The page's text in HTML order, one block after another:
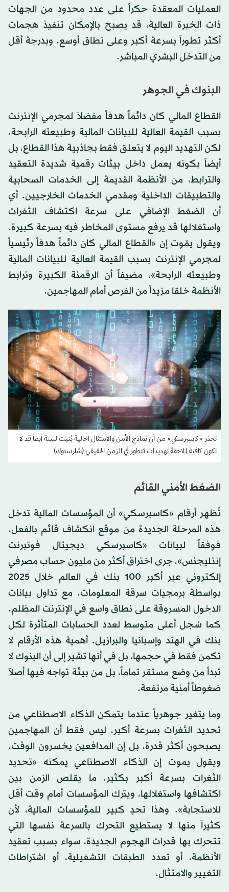
العمليات المعقدة حكراً على عدد محدود من الجهات
ذات الخبرة العالية، قد يصبح بالإمكان تنفيذ هجمات
أكثر تطوراً بسرعة أكبر وعلى نطاق أوسع، وبدرجة أقل
من التدخل البشري المباشر.
البنوك في الجوهر
القطاع المالي كان دائماً هدفاً مفضلاً لمجرمي الإنترنت
بسبب القيمة العالية للبيانات المالية وطبيعته الرابحة.
لكن التهديد اليوم لا يتعلق فقط بجاذبية هذا القطاع، بل
أيضاً بكونه يعمل داخل بيئات رقمية شديدة التعقيد
والترابط، من الأنظمة القديمة إلى الخدمات السحابية
والتطبيقات الداخلية ومقدمي الخدمات الخارجيين. أي
أن الضغط الإضافي على سرعة اكتشاف الثغرات
واستغلالها قد يرفع مستوى المخاطر فيه بسرعة كبيرة.
ويقول يمّوت إن «القطاع المالي كان دائماً هدفاً رئيسياً
لمجرمي الإنترنت بسبب القيمة العالية للبيانات المالية
وطبيعته الرابحة»، مضيفاً أن الرقمنة الكبيرة وترابط
الأنظمة خلقا مزيداً من الفرص أمام المهاجمين.
تحذر «كاسبرسكي» من أن نماذج الأمن والامتثال الحالية بُنيت لبيئة أبطأ قد لا
تكون كافية لملاحقة تهديدات تتطور في الزمن الحقيقي (شارستوك)
الضغط الأمني القائم
تُظهر أرقام «كاسبرسكي» أن المؤسسات المالية تدخل
هذه المرحلة الجديدة من موقع انكشاف قائم بالفعل.
فوفقاً لبيانات «كاسبرسكي ديجيتال فوتبرنت
إنتليجنس»، جرى اختراق أكثر من مليون حساب مصرفي
إلكتروني عبر أكبر 100 بنك في العالم خلال 2025
بواسطة برمجيات سرقة المعلومات، مع تداول بيانات
الدخول المسروقة على نطاق واسع في الإنترنت المظلم.
كما سُجل أعلى متوسط لعدد الحسابات المتأثرة لكل
بنك في الهند وإسبانيا والبرازيل. أهمية هذه الأرقام لا
تكمن فقط في حجمها، بل في أنها تشير إلى أن البنوك لا
تبدأ من وضع مستقر تماماً، بل من بيئة تواجه فيها أصلاً
ضغوطاً أمنية مرتفعة.
وما يتغير جوهرياً عندما يتمكن الذكاء الاصطناعي من
تحديد الثغرات بسرعة أكبر، ليس فقط أن المهاجمين
يصبحون أكثر قدرة، بل إن المدافعين يخسرون الوقت.
ويقول يموت إن الذكاء الاصطناعي يمكنه «تحديد
الثغرات بسرعة أكبر بكثير، ما يقلص الزمن بين
اكتشافها واستغلالها، ويترك المؤسسات أمام وقت أقل
للاستجابة». وهذا تحدٍ كبير للمؤسسات المالية، لأن
كثيراً منها لا يستطيع التحرك بالسرعة نفسها التي
تتحرك بها قدرات الهجوم الجديدة، سواء بسبب تعقيد
الأنظمة، أو تعدد الطبقات التشغيلية، أو اشتراطات
التغيير والامتثال.